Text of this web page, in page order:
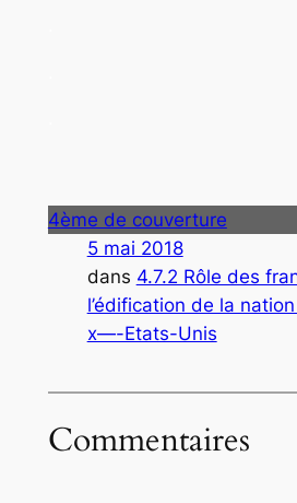
4ème de couverture
5 mai 2018
dans 4.7.2 Rôle des
l’édification de la
x—-Etats-Unis
Commentaires